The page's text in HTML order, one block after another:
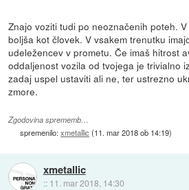
Znajo voziti tudi po neoznačenih poteh.
boljša kot človek. V vsakem trenutku
udeležencev v prometu. Če imaš hitrost
oddaljenost vozila od tvojega je trivialno
zadaj uspel ustaviti ali ne, ter ustrezno
zmore.
Zgodovina sprememb…
spremenilo:xmetallic (11. mar 2018 ob 14:19)
xmetallic
:: 11. mar 2018, 14:30